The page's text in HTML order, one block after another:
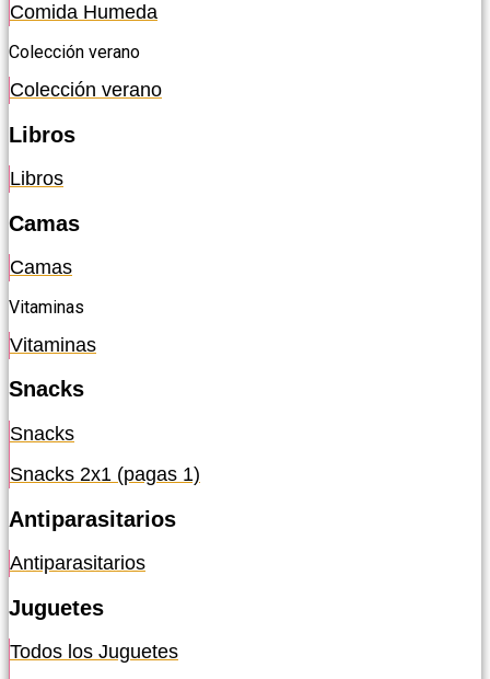
Comida Humeda
Colección verano
Colección verano
Libros
Libros
Camas
Camas
Vitaminas
Vitaminas
Snacks
Snacks
Snacks 2x1 (pagas 1)
Antiparasitarios
Antiparasitarios
Juguetes
Todos los Juguetes